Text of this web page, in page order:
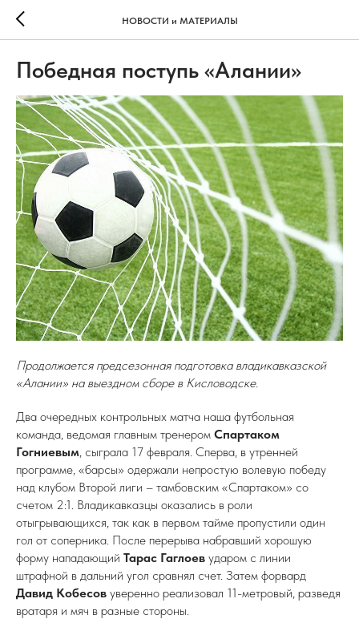
НОВОСТИ и МАТЕРИАЛЫ
Победная поступь «Алании»
Продолжается предсезонная подготовка владикавказской
«Алании» на выездном сборе в Кисловодске.
Два очередных контрольных матча наша футбольная
команда, ведомая главным тренером Спартаком
Гогниевым, сыграла 17 февраля. Сперва, в утренней
программе, «барсы» одержали непростую волевую победу
над клубом Второй лиги – тамбовским «Спартаком» со
счетом 2:1. Владикавказцы оказались в роли
отыгрывающихся, так как в первом тайме пропустили один
гол от соперника. После перерыва набравший хорошую
форму нападающий Тарас Гаглоев ударом с линии
штрафной в дальний угол сравнял счет. Затем форвард
Давид Кобесов уверенно реализовал 11-метровый, разведя
вратаря и мяч в разные стороны.